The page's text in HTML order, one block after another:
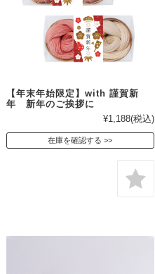
【年末年始限定】with 謹賀新
年 新年のご挨拶に
¥1,188(税込)
在庫を確認する